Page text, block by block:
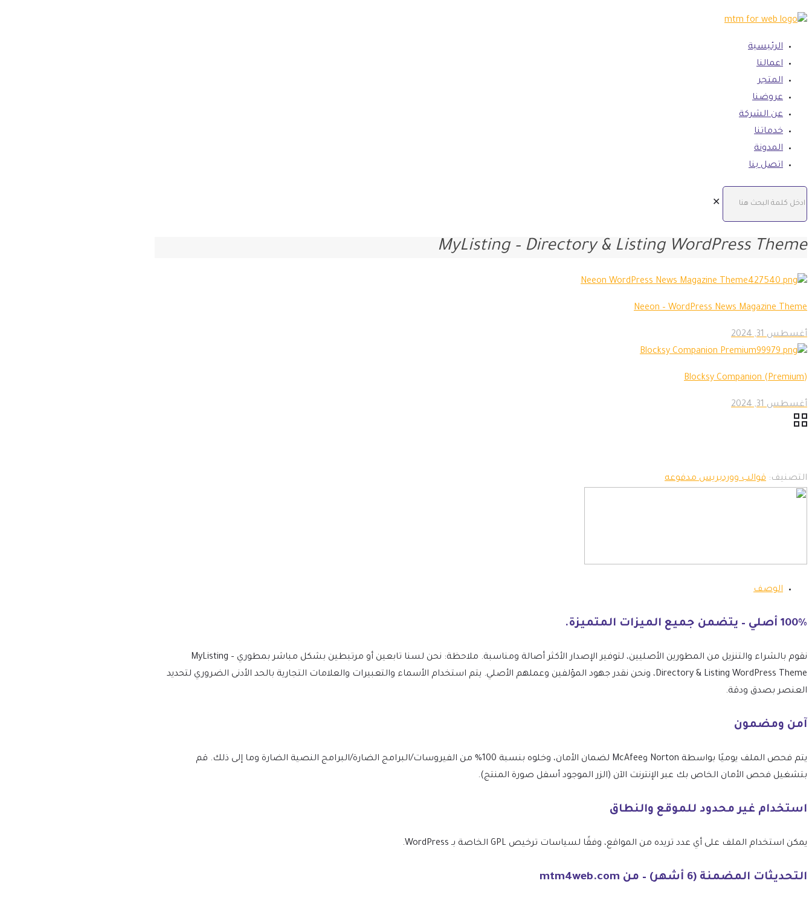
الرئيسية
اعمالنا
المتجر
عروضنا
عن الشركة
خدماتنا
المدونة
اتصل بنا
✕
MyListing – Directory & Listing WordPress Theme
Neeon – WordPress News Magazine Theme
أغسطس 31, 2024
Blocksy Companion (Premium)
أغسطس 31, 2024
التصنيف: قوالب ووردبريس مدفوعه
الوصف
100% أصلي – يتضمن جميع الميزات المتميزة.
نقوم بالشراء والتنزيل من المطورين الأصليين، لتوفير الإصدار الأكثر أصالة ومناسبة. ملاحظة: نحن لسنا تابعين أو مرتبطين بشكل مباشر بمطوري MyListing –
Directory & Listing WordPress Theme، ونحن نقدر جهود المؤلفين وعملهم الأصلي. يتم استخدام الأسماء والتعبيرات والعلامات التجارية بالحد الأدنى الضروري لتحديد
العنصر بصدق ودقة.
آمن ومضمون
يتم فحص الملف يوميًا بواسطة Norton وMcAfee لضمان الأمان، وخلوه بنسبة 100% من الفيروسات/البرامج الضارة/البرامج النصية الضارة وما إلى ذلك. قم
بتشغيل فحص الأمان الخاص بك عبر الإنترنت الآن (الزر الموجود أسفل صورة المنتج).
استخدام غير محدود للموقع والنطاق
يمكن استخدام الملف على أي عدد تريده من المواقع، وفقًا لسياسات ترخيص GPL الخاصة بـ WordPress.
التحديثات المضمنة (6 أشهر) – من mtm4web.com